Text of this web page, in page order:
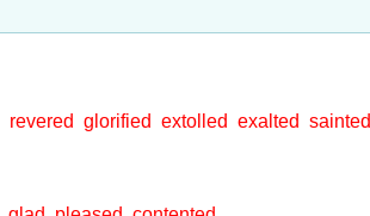
revered glorified extolled exalted sainted